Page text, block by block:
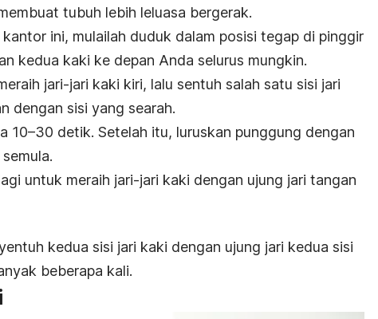
tubuh lebih leluasa bergerak.
ini, mulailah duduk dalam posisi tegap di pinggir
kedua kaki ke depan Anda selurus mungkin.
jari-jari kaki kiri, lalu sentuh salah satu sisi jari
dengan sisi yang searah.
10–30 detik. Setelah itu, luruskan punggung dengan
untuk meraih jari-jari kaki dengan ujung jari tangan
kedua sisi jari kaki dengan ujung jari kedua sisi
beberapa kali.